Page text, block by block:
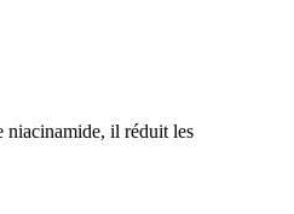
niacinamide, il réduit les